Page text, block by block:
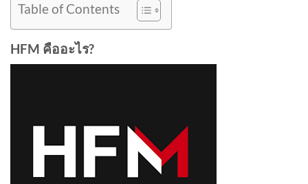
Table of Contents
HFM คืออะไร?